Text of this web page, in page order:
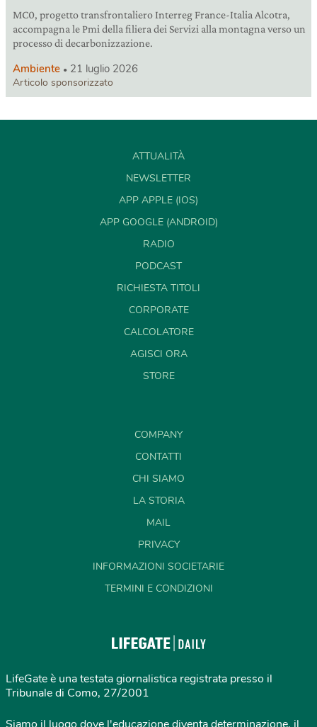
MC0, progetto transfrontaliero Interreg France-Italia Alcotra,
accompagna le Pmi della filiera dei Servizi alla montagna verso un
processo di decarbonizzazione.
Ambiente 21 luglio 2026
Articolo sponsorizzato
ATTUALITÀ
NEWSLETTER
APP APPLE (IOS)
APP GOOGLE (ANDROID)
RADIO
PODCAST
RICHIESTA TITOLI
CORPORATE
CALCOLATORE
AGISCI ORA
STORE
COMPANY
CONTATTI
CHI SIAMO
LA STORIA
MAIL
PRIVACY
INFORMAZIONI SOCIETARIE
TERMINI E CONDIZIONI
LifeGate è una testata giornalistica registrata presso il
Tribunale di Como, 27/2001